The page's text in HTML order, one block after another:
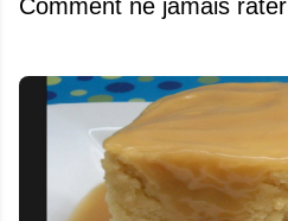
Comment ne jamais